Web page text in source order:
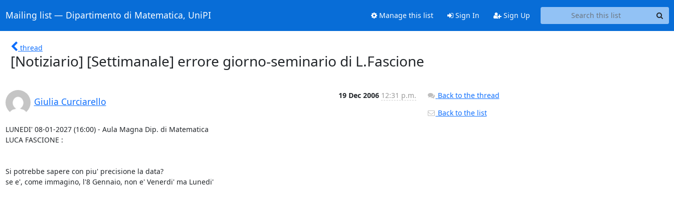
Mailing list — Dipartimento di Matematica, UniPI Manage this list Sign In Sign Up
thread
[Notiziario] [Settimanale] errore giorno-seminario di L.Fascione
Giulia Curciarello
19 Dec 2006 12:31 p.m.
LUNEDI' 08-01-2027 (16:00) - Aula Magna Dip. di Matematica
LUCA FASCIONE :
Si potrebbe sapere con piu' precisione la data?
se e', come immagino, l'8 Gennaio, non e' Venerdi' ma Lunedi'
Back to the thread
Back to the list